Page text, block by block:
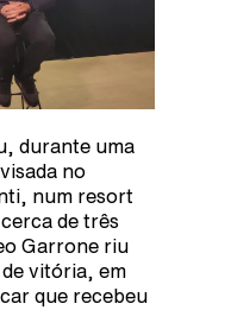
durante uma
no
num resort
de três
Garrone riu
vitória, em
que recebeu